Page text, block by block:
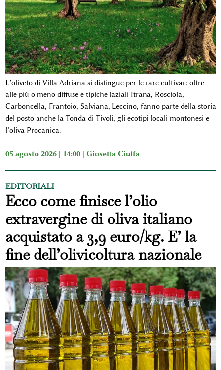
L’oliveto di Villa Adriana si distingue per le rare cultivar: oltre
alle più o meno diffuse e tipiche laziali Itrana, Rosciola,
Carboncella, Frantoio, Salviana, Leccino, fanno parte della storia
del posto anche la Tonda di Tivoli, gli ecotipi locali montonesi e
l’oliva Procanica.
05 agosto 2026 | 14:00 | Giosetta Ciuffa
EDITORIALI
Ecco come finisce l’olio
extravergine di oliva italiano
acquistato a 3,9 euro/kg. E’ la
fine dell’olivicoltura nazionale